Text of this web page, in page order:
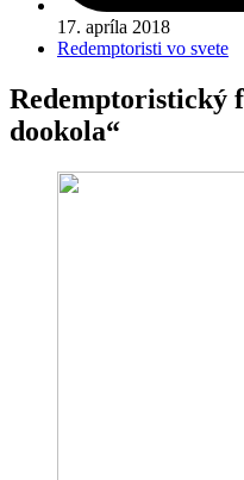
17. apríla 2018
Redemptoristi vo svete
Redemptoristický
dookola“